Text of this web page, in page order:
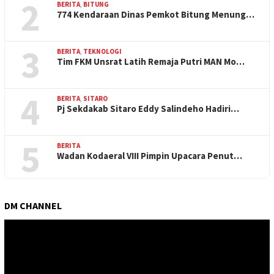
2 BERITA, BITUNG
774 Kendaraan Dinas Pemkot Bitung Menung…
3 BERITA, TEKNOLOGI
Tim FKM Unsrat Latih Remaja Putri MAN Mo…
4 BERITA, SITARO
Pj Sekdakab Sitaro Eddy Salindeho Hadiri…
5 BERITA
Wadan Kodaeral VIII Pimpin Upacara Penut…
DM CHANNEL